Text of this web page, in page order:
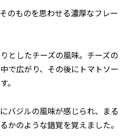
のものを思わせる濃厚なフレー
としたチーズの風味。チーズの
で広がり、その後にトマトソー
。
バジルの風味が感じられ、まる
かのような錯覚を覚えました。